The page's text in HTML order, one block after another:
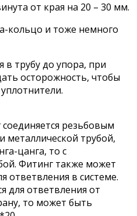
от края на 20 – 30 мм.
кольцо и тоже немного
трубу до упора, при
осторожность, чтобы
резьбовым
металлической трубой,
цанга, то с
Фитинг также может
ответвления в системе.
для ответвления от
то может быть